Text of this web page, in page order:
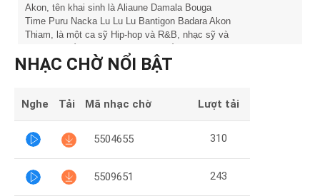
Hướng
Doanh
Nghiệp
Akon, tên khai sinh là Aliaune Damala Bouga
Time Puru Nacka Lu Lu Lu Bantigon Badara Akon
Thiam, là một ca sỹ Hip-hop và R&B, nhạc sỹ và
Akon bắt đầu nổi tiếng vào năm 2004 sau khi
phát hành đĩa đơn "Locked Up" từ album đầu tay
hơn 130 tour diễn và 21 bài hát lọt vào Billboard
hai lần có bài hát giữ cùng lúc ở vị trí thứ nhất và
thứ hai trong bảng xếp hạng Billboard Hot.
NHẠC CHỜ NỔI BẬT
Nghe Tải Mã nhạc chờ Lượt tải
5504655 310
5509651 243